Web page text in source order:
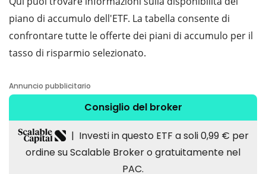
piano di accumulo dell'ETF. La tabella consente di
confrontare tutte le offerte dei piani di accumulo per il
tasso di risparmio selezionato.